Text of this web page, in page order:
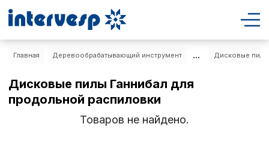
Главная Деревообрабатывающий инструмент ... Дисковые
Дисковые пилы Ганнибал для
продольной распиловки
Товаров не найдено.